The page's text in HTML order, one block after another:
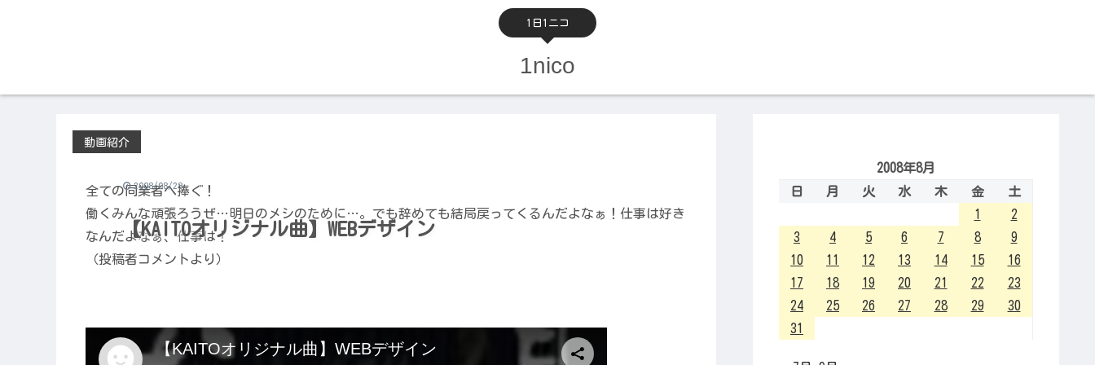
1日1ニコ
1nico
【KAITOオリジナル曲】WEBデザイン
動画紹介
2008/08/28
全ての同業者へ捧ぐ！
働くみんな頑張ろうぜ…明日のメシのために…。でも辞めても結局戻ってくるんだよなぁ！仕事は好き
なんだよなぁ、仕事は！
（投稿者コメントより）
2008年8月
日
月 火 水 木 金
土
1
2
3
4 5 6 7 8
9
10
11 12 13 14 15
16
17
18 19 20 21 22
23
24
25 26 27 28 29
30
31